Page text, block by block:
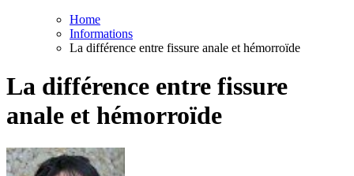
Home
Informations
La différence entre fissure anale et hémorroïde
La différence entre fissure
anale et hémorroïde